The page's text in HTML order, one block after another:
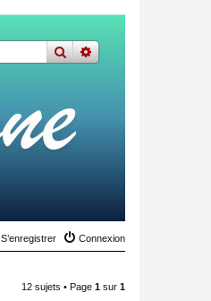
rechercher
recherche
Connexion
S’enregistrer
12 sujets • Page 1 sur 1